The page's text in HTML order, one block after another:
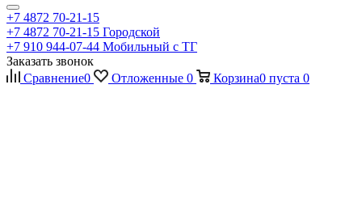
+7 4872 70-21-15
+7 4872 70-21-15 Городской
+7 910 944-07-44 Мобильный с ТГ
Заказать звонок
Сравнение0 Отложенные 0 Корзина0 пуста 0